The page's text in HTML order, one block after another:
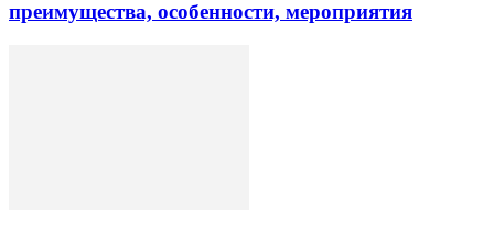
преимущества, особенности, мероприятия